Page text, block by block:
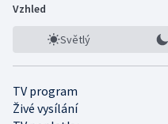
Vzhled
Světlý
TV program
Živé vysílání